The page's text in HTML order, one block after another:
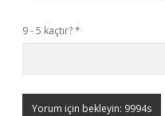
9 - 5 kaçtır?*